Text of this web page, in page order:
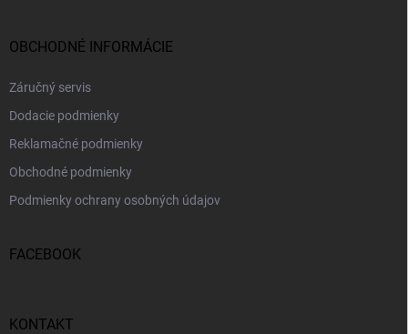
OBCHODNÉ INFORMÁCIE
Záručný servis
Dodacie podmienky
Reklamačné podmienky
Obchodné podmienky
Podmienky ochrany osobných údajov
FACEBOOK
KONTAKT